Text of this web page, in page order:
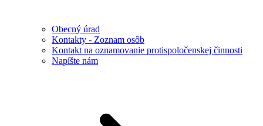
Obecný úrad
Kontakty - Zoznam osôb
Kontakt na oznamovanie protispoločenskej činnosti
Napíšte nám